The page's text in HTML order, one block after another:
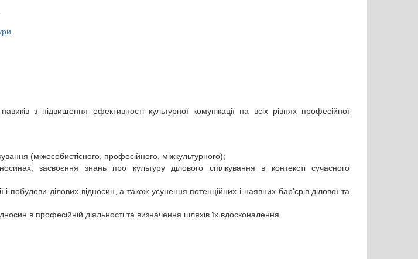
з підвищення ефективності культурної комунікації на всіх рівнях професійної
(міжособистісного, професійного, міжкультурного);
засвоєння знань про культуру ділового спілкування в контексті сучасного
побудови ділових відносин, а також усунення потенційних і наявних бар’єрів ділової та
в професійній діяльності та визначення шляхів їх вдосконалення.